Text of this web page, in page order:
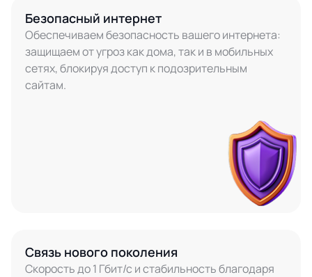
Безопасный интернет
Обеспечиваем безопасность вашего интернета:
защищаем от угроз как дома, так и в мобильных
сетях, блокируя доступ к подозрительным
сайтам.
Связь нового поколения
Скорость до 1 Гбит/с и стабильность благодаря